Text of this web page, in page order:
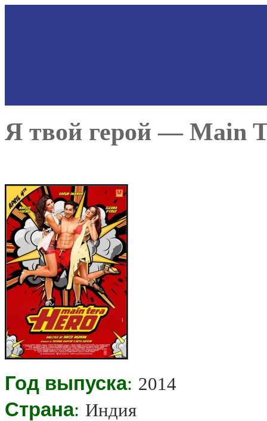
Я твой герой — Main
Год выпуска: 2014
Страна: Индия